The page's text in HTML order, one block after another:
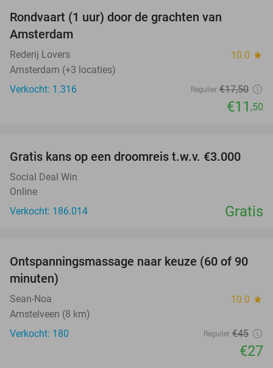
Rondvaart (1 uur) door de grachten van
Amsterdam
Rederij Lovers 10.0 star
Amsterdam (+3 locaties)
Verkocht: 1.316
Regulier €17,50
€11 ,50
Gratis kans op een droomreis t.w.v. €3.000
Social Deal Win
Online
Verkocht: 186.014
Gratis
40%
Ontspanningsmassage naar keuze (60 of 90
minuten)
Sean-Noa 10.0 star
Amstelveen (8 km)
Verkocht: 180
Regulier €45
€27